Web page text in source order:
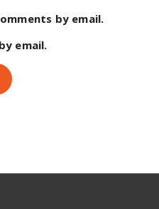
by email.
email.